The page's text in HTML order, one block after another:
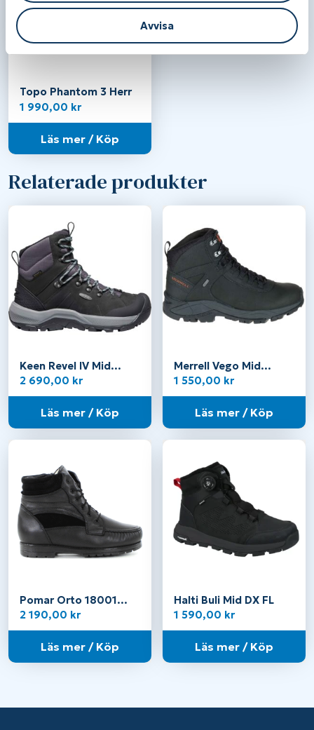
Avvisa
Topo Phantom 3 Herr
1 990,00 kr
Läs mer / Köp
Relaterade produkter
Keen Revel IV Mid
Polar – Herr
2 690,00 kr
Läs mer / Köp
Merrell Vego Mid
Leather Waterproof –
1 550,00 kr
Läs mer / Köp
Pomar Orto 18001
svart
2 190,00 kr
Läs mer / Köp
Halti Buli Mid DX FL
1 590,00 kr
Läs mer / Köp